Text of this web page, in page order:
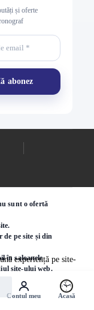
experiență pe site-
și oferte
sunt o ofertă
de pe site și din
în saloanele
site-ului web.
Contul meu Acasă